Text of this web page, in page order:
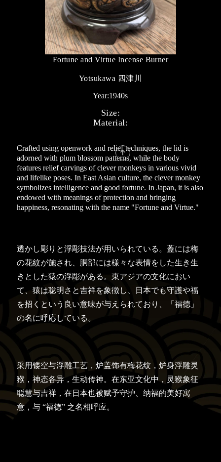
Fortune and Virtue Incense Burner
Yotsukawa 四津川
Year:1940s
Size:
Material:
Crafted using openwork and relief techniques, the lid is
adorned with plum blossom patterns, while the body
features relief carvings of clever monkeys in various vivid
and lifelike poses. In East Asian culture, the clever monkey
symbolizes intelligence and good fortune. In Japan, it is also
endowed with meanings of protection and bringing
happiness, resonating with the name "Fortune and Virtue."
透かし彫りと浮彫技法が用いられている。蓋には梅
の花紋が施され、胴部には様々な表情をした生き生
きとした猿の浮彫がある。東アジアの文化におい
て、猿は聡明さと吉祥を象徴し、日本でも守護や福
を招くという良い意味が与えられており、「福德」
の名に呼応している。
采用镂空与浮雕工艺，炉盖饰有梅花纹，炉身浮雕灵
猴，神态各异，生动传神。在东亚文化中，灵猴象征
聪慧与吉祥，在日本也被赋予守护、纳福的美好寓
意，与 “福德” 之名相呼应。
